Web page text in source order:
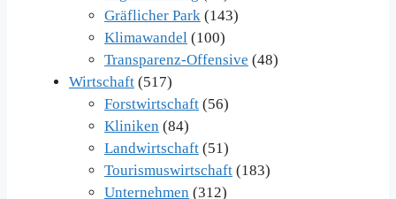
Gräflicher Park (143)
Klimawandel (100)
Transparenz-Offensive (48)
Wirtschaft (517)
Forstwirtschaft (56)
Kliniken (84)
Landwirtschaft (51)
Tourismuswirtschaft (183)
Unternehmen (312)